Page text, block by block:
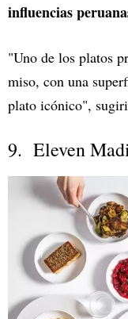
influencias
"Uno de los platos
miso, con una
plato icónico",
9. Eleven